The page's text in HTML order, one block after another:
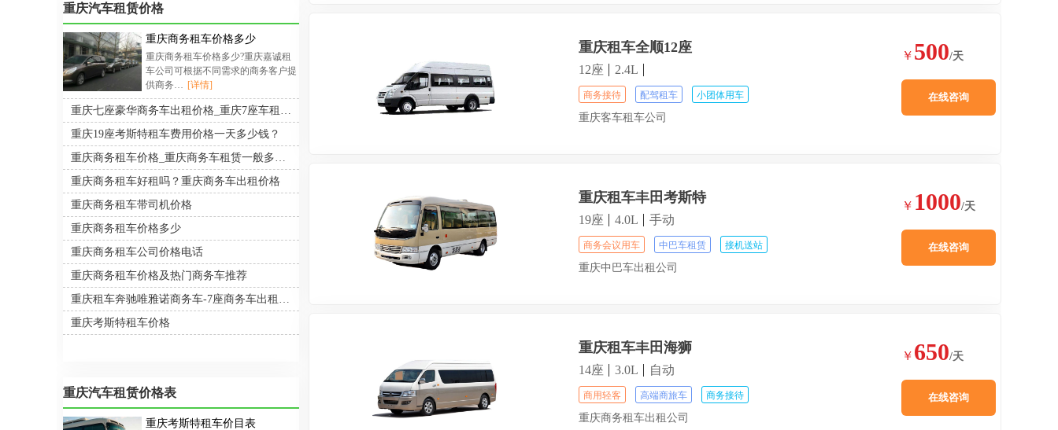
重庆租车全顺12座
12座 2.4L
商务接待 配驾租车 小团体用车
重庆客车租车公司
￥ 500/天
在线咨询
重庆租车丰田考斯特
19座 4.0L 手动
商务会议用车 中巴车租赁 接机送站
重庆中巴车出租公司
￥ 1000/天
在线咨询
重庆租车丰田海狮
14座 3.0L 自动
商用轻客 高端商旅车 商务接待
重庆商务租车出租公司
￥ 650/天
在线咨询
重庆汽车租赁价格
重庆商务租车价格多少
重庆商务租车价格多少?重庆嘉诚租
车公司可根据不同需求的商务客户提
供商务… [详情]
重庆七座豪华商务车出租价格_重庆7座车租车带司机报价
重庆19座考斯特租车费用价格一天多少钱？
重庆商务租车价格_重庆商务车租赁一般多少钱一天？
重庆商务租车好租吗？重庆商务车出租价格
重庆商务租车带司机价格
重庆商务租车价格多少
重庆商务租车公司价格电话
重庆商务租车价格及热门商务车推荐
重庆租车奔驰唯雅诺商务车-7座商务车出租豪华商务车租赁价格
重庆考斯特租车价格
重庆汽车租赁价格表
重庆考斯特租车价目表